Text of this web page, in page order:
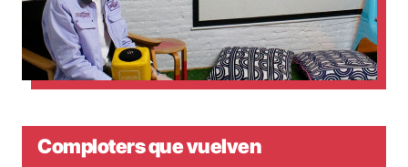
Comploters que vuelven